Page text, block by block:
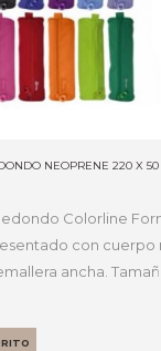
NEOPRENE 220 X 50
Colorline
con cuerpo
ancha.